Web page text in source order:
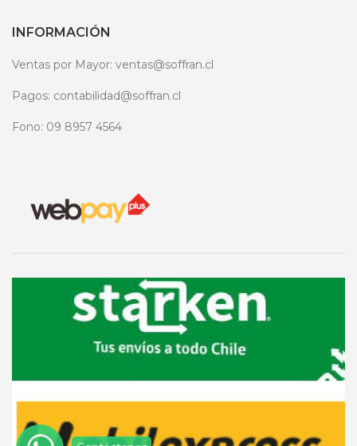
INFORMACIÓN
Ventas por Mayor: ventas@soffran.cl
Pagos: contabilidad@soffran.cl
Fono: 09 8957 4564